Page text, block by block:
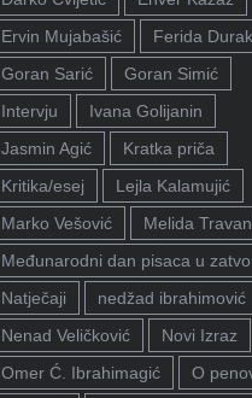
Ervin Mujabašić
Ferida
Goran Sarić
Goran Simić
Intervju
Ivana Golijanin
Jasmin Agić
Kratka priča
Kritika/esej
Lejla Kalamujić
Marko Vešović
Melida
Međunarodni dan pisaca u
Natječaji
nedžad ibrahimović
Nenad Veličković
Novi Izraz
Omer Ć. Ibrahimagić
O